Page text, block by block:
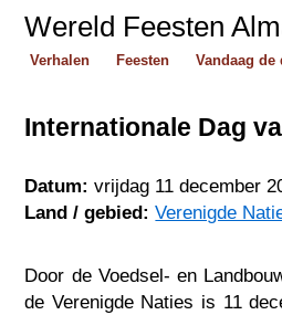
Wereld Feesten
Verhalen Feesten Vandaag de
Internationale Dag
Datum: vrijdag 11 december
Land / gebied: Verenigde
Door de Voedsel- en
de Verenigde Naties is 11